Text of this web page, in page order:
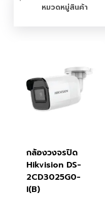
หมวดหมู่สินค้า
กล้องวงจรปิด
Hikvision DS-
2CD3025G0-
I(B)